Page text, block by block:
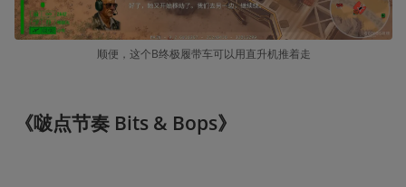
顺便，这个B终极履带车可以用直升机推着走
《啵点节奏 Bits & Bops》